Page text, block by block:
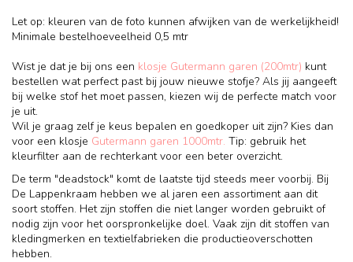
Let op: kleuren van de foto kunnen afwijken van de werkelijkheid!
Minimale bestelhoeveelheid 0,5 mtr
Wist je dat je bij ons een klosje Gutermann garen (200mtr) kunt
bestellen wat perfect past bij jouw nieuwe stofje? Als jij aangeeft
bij welke stof het moet passen, kiezen wij de perfecte match voor
je uit.
Wil je graag zelf je keus bepalen en goedkoper uit zijn? Kies dan
voor een klosje Gutermann garen 1000mtr. Tip: gebruik het
kleurfilter aan de rechterkant voor een beter overzicht.
De term "deadstock" komt de laatste tijd steeds meer voorbij. Bij
De Lappenkraam hebben we al jaren een assortiment aan dit
soort stoffen. Het zijn stoffen die niet langer worden gebruikt of
nodig zijn voor het oorspronkelijke doel. Vaak zijn dit stoffen van
kledingmerken en textielfabrieken die productieoverschotten
hebben.